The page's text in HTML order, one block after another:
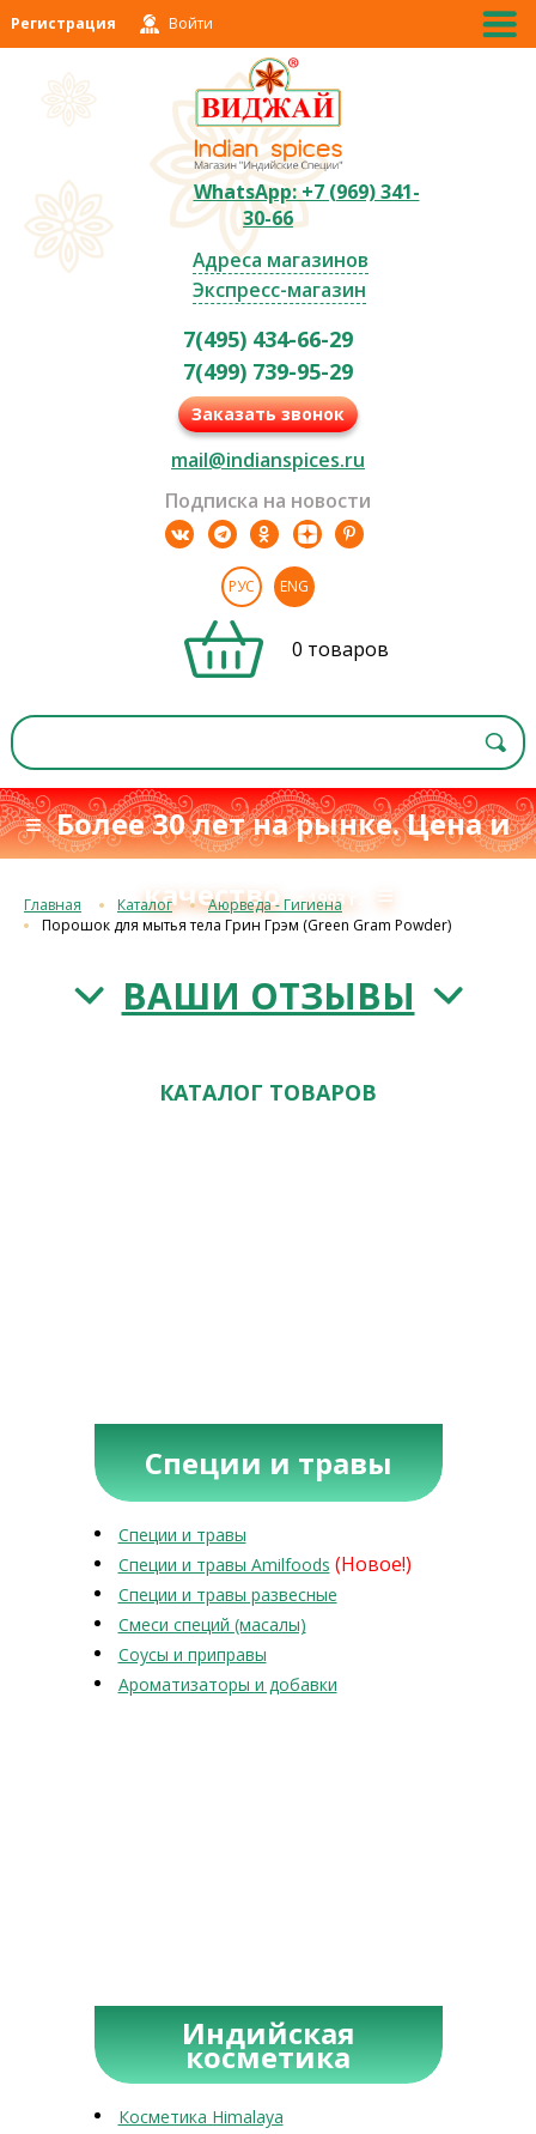
Регистрация Войти
WhatsApp: +7 (969) 341-
30-66
Адреса магазинов
Экспресс-магазин
7(495) 434-66-29
7(499) 739-95-29
Заказать звонок
mail@indianspices.ru
Подписка на новости
РУС ENG
0 товаров
≡ Более 30 лет на рынке. Цена и
качествос 1993 г. ≡
Главная Каталог
Аюрведа - Гигиена
Порошок для мытья тела Грин Грэм (Green Gram Powder)
ВАШИ ОТЗЫВЫ
КАТАЛОГ ТОВАРОВ
Специи и травы
Специи и травы
Специи и травы Amilfoods (Новое!)
Специи и травы развесные
Смеси специй (масалы)
Соусы и приправы
Ароматизаторы и добавки
Индийская
косметика
Косметика Himalaya